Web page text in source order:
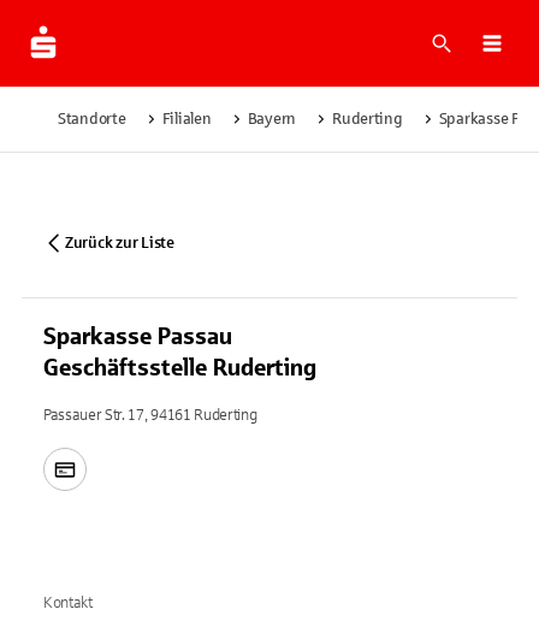
Suche
Standorte Filialen Bayern Ruderting Sparkasse
Zurück zur Liste
Sparkasse Passau
Geschäftsstelle Ruderting
Passauer Str. 17, 94161 Ruderting
Kontakt